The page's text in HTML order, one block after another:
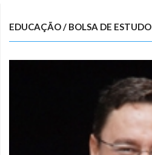
EDUCAÇÃO / BOLSA DE ESTUDO